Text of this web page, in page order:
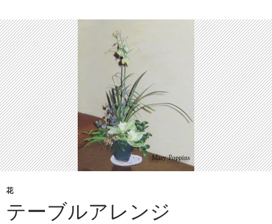
花
テーブルアレンジ